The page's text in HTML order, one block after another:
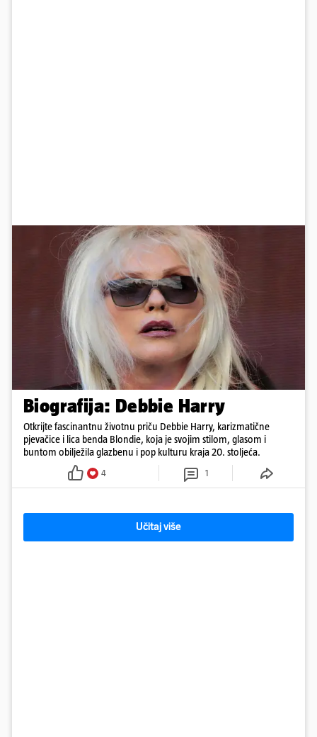
Biografija: Debbie Harry
Otkrijte fascinantnu životnu priču Debbie Harry, karizmatične
pjevačice i lica benda Blondie, koja je svojim stilom, glasom i
buntom obilježila glazbenu i pop kulturu kraja 20. stoljeća.
4 1
Učitaj više